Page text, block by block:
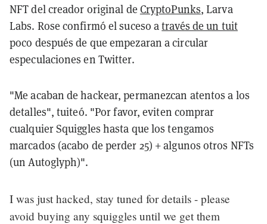
NFT del creador original de CryptoPunks, Larva
Labs. Rose confirmó el suceso através de un tuit
poco después de que empezaran a circular
especulaciones en Twitter.
"Me acaban de hackear, permanezcan atentos a los
detalles", tuiteó. "Por favor, eviten comprar
cualquier Squiggles hasta que los tengamos
marcados (acabo de perder 25) + algunos otros NFTs
(un Autoglyph)".
I was just hacked, stay tuned for details - please
avoid buying any squiggles until we get them